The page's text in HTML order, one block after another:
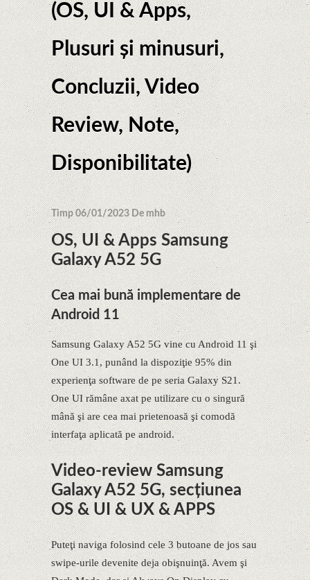
(OS, UI & Apps,
Plusuri și minusuri,
Concluzii, Video
Review, Note,
Disponibilitate)
Timp 06/01/2023 De mhb
OS, UI & Apps Samsung
Galaxy A52 5G
Cea mai bună implementare de
Android 11
Samsung Galaxy A52 5G vine cu Android 11 şi
One UI 3.1, punând la dispoziţie 95% din
experienţa software de pe seria Galaxy S21.
One UI rămâne axat pe utilizare cu o singură
mână şi are cea mai prietenoasă şi comodă
interfaţa aplicată pe android.
Video-review Samsung
Galaxy A52 5G, secțiunea
OS & UI & UX & APPS
Puteţi naviga folosind cele 3 butoane de jos sau
swipe-urile devenite deja obişnuinţă. Avem şi